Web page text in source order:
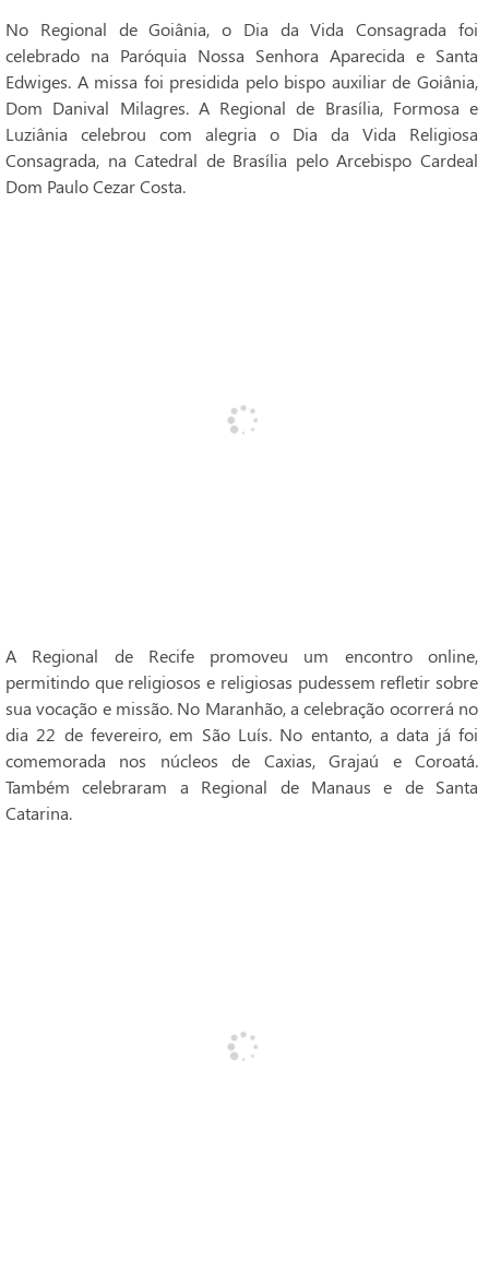
No Regional de Goiânia, o Dia da Vida Consagrada foi
celebrado na Paróquia Nossa Senhora Aparecida e Santa
Edwiges. A missa foi presidida pelo bispo auxiliar de Goiânia,
Dom Danival Milagres. A Regional de Brasília, Formosa e
Luziânia celebrou com alegria o Dia da Vida Religiosa
Consagrada, na Catedral de Brasília pelo Arcebispo Cardeal
Dom Paulo Cezar Costa.
A Regional de Recife promoveu um encontro online,
permitindo que religiosos e religiosas pudessem refletir sobre
sua vocação e missão. No Maranhão, a celebração ocorrerá no
dia 22 de fevereiro, em São Luís. No entanto, a data já foi
comemorada nos núcleos de Caxias, Grajaú e Coroatá.
Também celebraram a Regional de Manaus e de Santa
Catarina.